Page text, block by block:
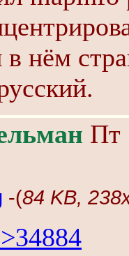
в нём
Пт
-(84 KB,